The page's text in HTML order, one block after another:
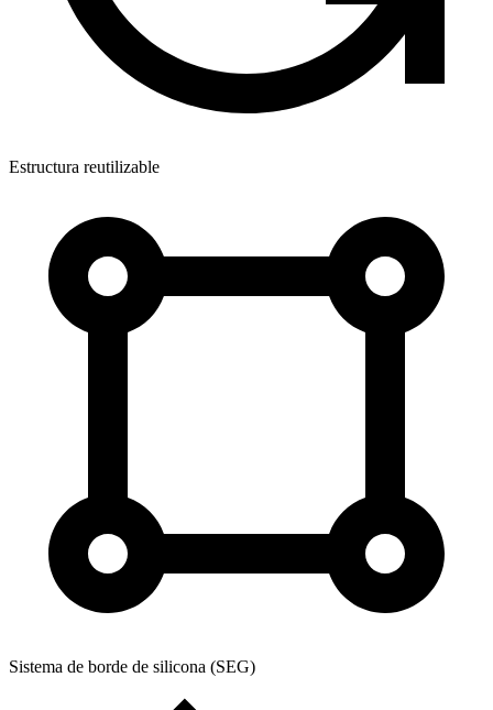
Estructura reutilizable
Sistema de borde de silicona (SEG)